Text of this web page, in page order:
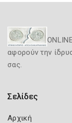
αφορούν την
σας.
Σελίδες
Αρχική